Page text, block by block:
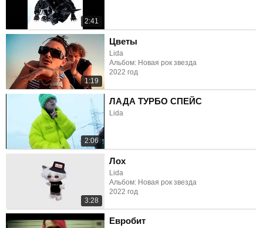
2:41
1:19
Цветы
Lida
Альбом: Новая рок звезда
2022 год
2:06
ЛАДА ТУРБО СПЕЙС
Lida
3:28
Лох
Lida
Альбом: Новая рок звезда
2022 год
Евробит